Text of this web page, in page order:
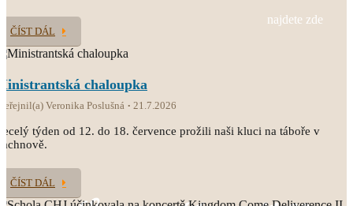
najdete zde
ČÍST DÁL
chaloupka
Veronika Poslušná 21.7.2026
týden od 12. do 18. července prožili naši kluci na táboře v
ČÍST DÁL